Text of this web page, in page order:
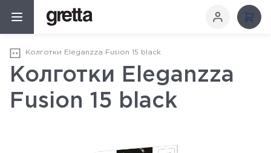
Колготки Eleganzza Fusion 15 black
Колготки Eleganzza
Fusion 15 black